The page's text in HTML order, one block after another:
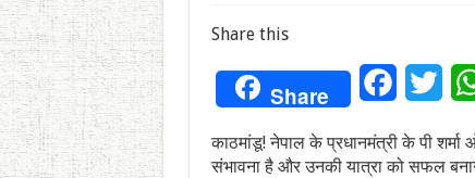
Share this
Share Facebook
काठमांडू! नेपाल के प्रधानमंत्री के पी
संभावना है और उनकी यात्रा को सफल